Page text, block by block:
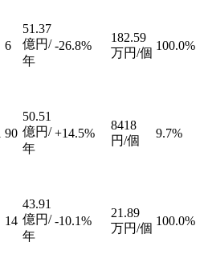
6
51.37
億円/
年
-26.8%
182.59
万円/個
100.0%
90
50.51
億円/
年
+14.5%
8418
円/個
9.7%
14
43.91
億円/
年
-10.1%
21.89
万円/個
100.0%